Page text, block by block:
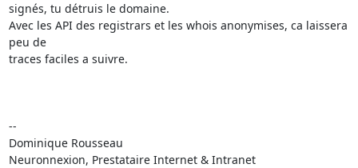
signés, tu détruis le domaine.
Avec les API des registrars et les whois anonymises, ca laissera
peu de
traces faciles a suivre.
--
Dominique Rousseau
Neuronnexion, Prestataire Internet & Intranet